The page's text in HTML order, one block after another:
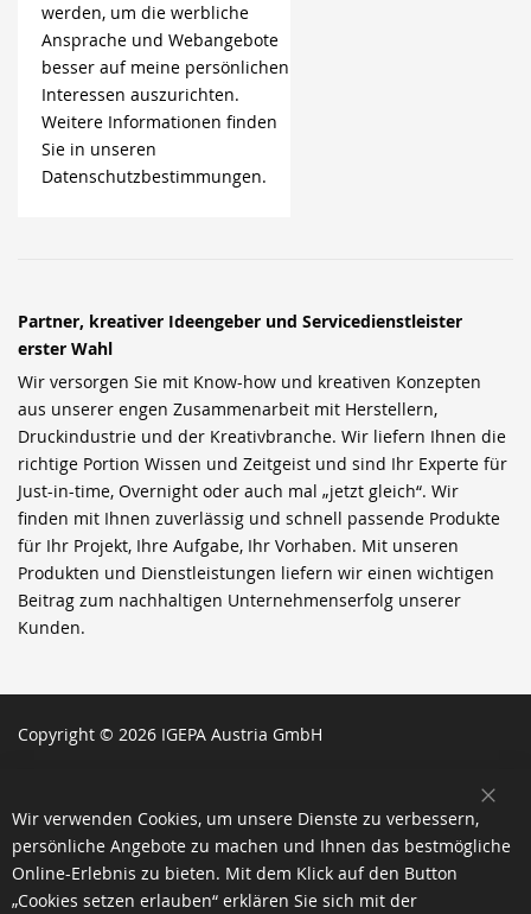
werden, um die werbliche
Ansprache und Webangebote
besser auf meine persönlichen
Interessen auszurichten.
Weitere Informationen finden
Sie in unseren
Datenschutzbestimmungen.
Partner, kreativer Ideengeber und Servicedienstleister
erster Wahl
Wir versorgen Sie mit Know-how und kreativen Konzepten
aus unserer engen Zusammenarbeit mit Herstellern,
Druckindustrie und der Kreativbranche. Wir liefern Ihnen die
richtige Portion Wissen und Zeitgeist und sind Ihr Experte für
Just-in-time, Overnight oder auch mal „jetzt gleich“. Wir
finden mit Ihnen zuverlässig und schnell passende Produkte
für Ihr Projekt, Ihre Aufgabe, Ihr Vorhaben. Mit unseren
Produkten und Dienstleistungen liefern wir einen wichtigen
Beitrag zum nachhaltigen Unternehmenserfolg unserer
Kunden.
Copyright © 2026 IGEPA Austria GmbH
Wir verwenden Cookies, um unsere Dienste zu verbessern,
persönliche Angebote zu machen und Ihnen das bestmögliche
Online-Erlebnis zu bieten. Mit dem Klick auf den Button
„Cookies setzen erlauben“ erklären Sie sich mit der